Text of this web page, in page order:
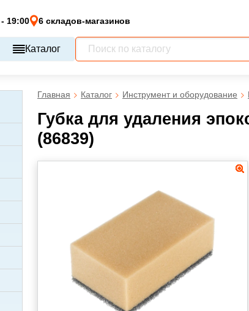
19:00 6 складов-магазинов
Каталог
Главная Каталог Инструмент и оборудование
Губка для удаления
(86839)